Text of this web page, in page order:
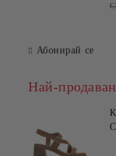
Абонирай се
Най-